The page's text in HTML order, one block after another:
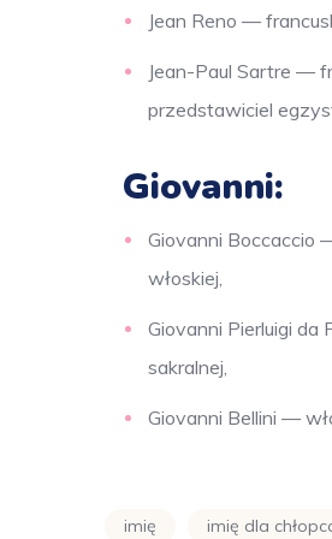
Jean Reno —
Jean-Paul Sartre —
przedstawiciel
Giovanni:
Giovanni Boccaccio
włoskiej,
Giovanni Pierluigi
sakralnej,
Giovanni Bellini —
imię imię dla